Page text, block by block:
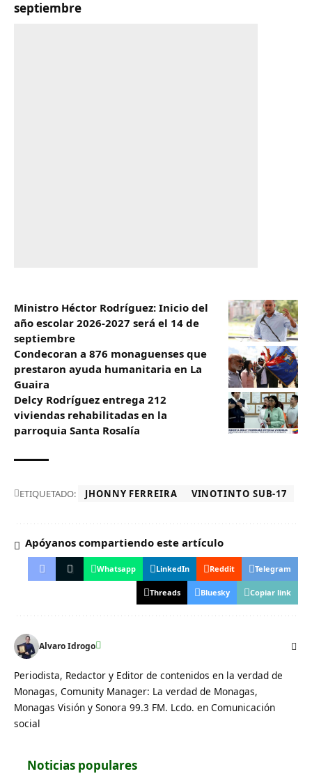
septiembre
Ministro Héctor Rodríguez: Inicio del
año escolar 2026-2027 será el 14 de
septiembre
Condecoran a 876 monaguenses que
prestaron ayuda humanitaria en La
Guaira
Delcy Rodríguez entrega 212
viviendas rehabilitadas en la
parroquia Santa Rosalía
ETIQUETADO: JHONNY FERREIRA VINOTINTO SUB-17
Apóyanos compartiendo este artículo
Whatsapp LinkedIn Reddit Telegram
Threads Bluesky Copiar link
Alvaro Idrogo
Periodista, Redactor y Editor de contenidos en la verdad de
Monagas, Comunity Manager: La verdad de Monagas,
Monagas Visión y Sonora 99.3 FM. Lcdo. en Comunicación
social
Noticias populares